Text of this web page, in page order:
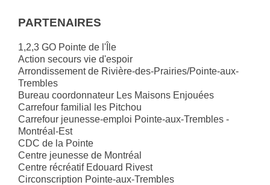
PARTENAIRES
1,2,3 GO Pointe de l'Île
Action secours vie d'espoir
Arrondissement de Rivière-des-Prairies/Pointe-aux-
Trembles
Bureau coordonnateur Les Maisons Enjouées
Carrefour familial les Pitchou
Carrefour jeunesse-emploi Pointe-aux-Trembles -
Montréal-Est
CDC de la Pointe
Centre jeunesse de Montréal
Centre récréatif Edouard Rivest
Circonscription Pointe-aux-Trembles